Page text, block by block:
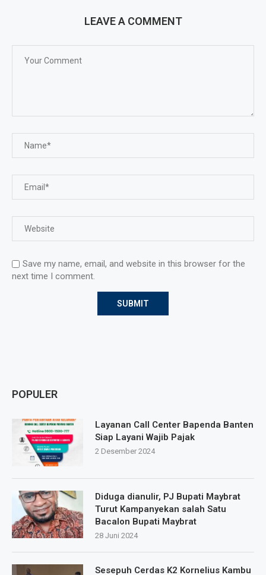
LEAVE A COMMENT
Save my name, email, and website in this browser for the
next time I comment.
POPULER
Layanan Call Center Bapenda Banten
Siap Layani Wajib Pajak
2 Desember 2024
Diduga dianulir, PJ Bupati Maybrat
Turut Kampanyekan salah Satu
Bacalon Bupati Maybrat
28 Juni 2024
Sesepuh Cerdas K2 Kornelius Kambu